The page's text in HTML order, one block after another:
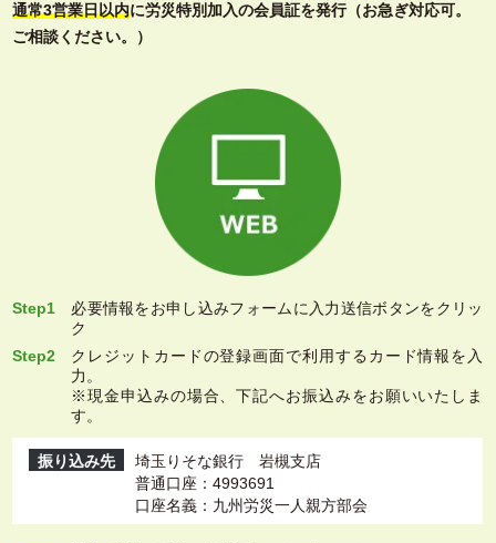
通常3営業日以内に労災特別加入の会員証を発行（お急ぎ対応可。
ご相談ください。）
Step1
必要情報をお申し込みフォームに入力送信ボタンをクリッ
ク
Step2
クレジットカードの登録画面で利用するカード情報を入
力。
※現金申込みの場合、下記へお振込みをお願いいたしま
す。
振り込み先
埼玉りそな銀行 岩槻支店
普通口座：4993691
口座名義：九州労災一人親方部会